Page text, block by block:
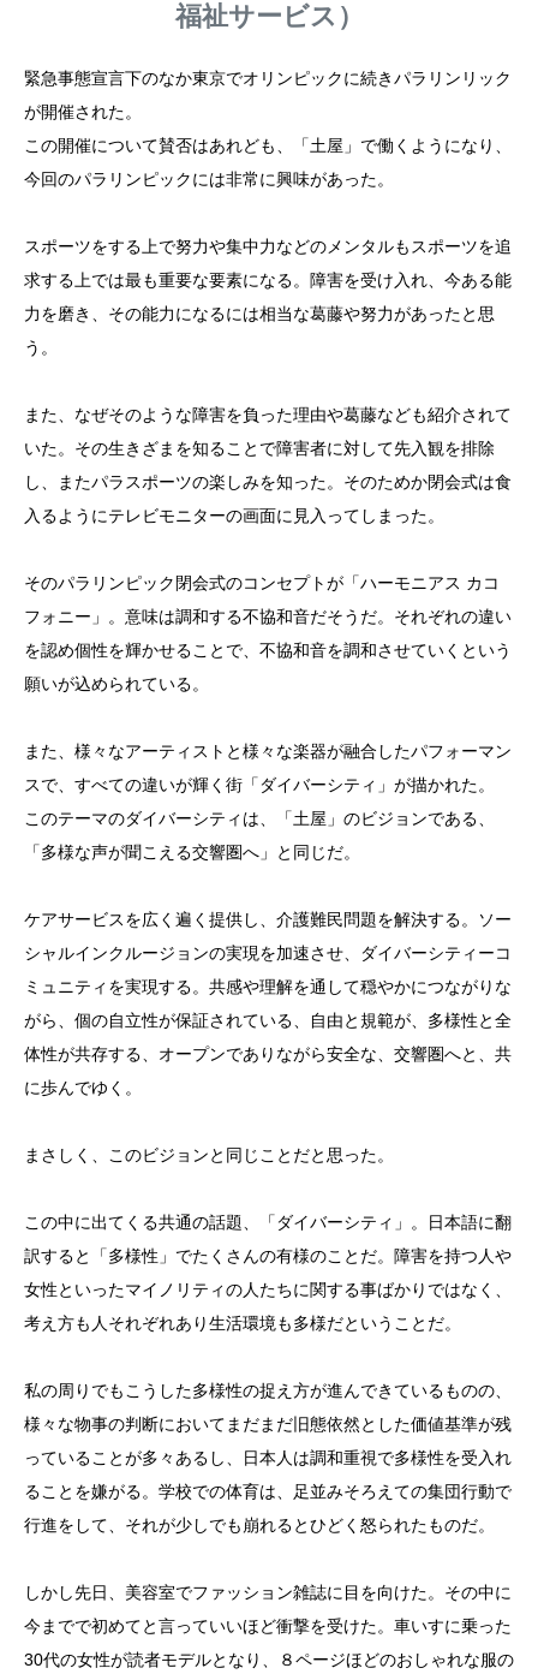
福祉サービス）
緊急事態宣言下のなか東京でオリンピックに続きパラリンリック
が開催された。
この開催について賛否はあれども、「土屋」で働くようになり、
今回のパラリンピックには非常に興味があった。
スポーツをする上で努力や集中力などのメンタルもスポーツを追
求する上では最も重要な要素になる。障害を受け入れ、今ある能
力を磨き、その能力になるには相当な葛藤や努力があったと思
う。
また、なぜそのような障害を負った理由や葛藤なども紹介されて
いた。その生きざまを知ることで障害者に対して先入観を排除
し、またパラスポーツの楽しみを知った。そのためか閉会式は食
入るようにテレビモニターの画面に見入ってしまった。
そのパラリンピック閉会式のコンセプトが「ハーモニアス カコ
フォニー」。意味は調和する不協和音だそうだ。それぞれの違い
を認め個性を輝かせることで、不協和音を調和させていくという
願いが込められている。
また、様々なアーティストと様々な楽器が融合したパフォーマン
スで、すべての違いが輝く街「ダイバーシティ」が描かれた。
このテーマのダイバーシティは、「土屋」のビジョンである、
「多様な声が聞こえる交響圏へ」と同じだ。
ケアサービスを広く遍く提供し、介護難民問題を解決する。ソー
シャルインクルージョンの実現を加速させ、ダイバーシティーコ
ミュニティを実現する。共感や理解を通して穏やかにつながりな
がら、個の自立性が保証されている、自由と規範が、多様性と全
体性が共存する、オープンでありながら安全な、交響圏へと、共
に歩んでゆく。
まさしく、このビジョンと同じことだと思った。
この中に出てくる共通の話題、「ダイバーシティ」。日本語に翻
訳すると「多様性」でたくさんの有様のことだ。障害を持つ人や
女性といったマイノリティの人たちに関する事ばかりではなく、
考え方も人それぞれあり生活環境も多様だということだ。
私の周りでもこうした多様性の捉え方が進んできているものの、
様々な物事の判断においてまだまだ旧態依然とした価値基準が残
っていることが多々あるし、日本人は調和重視で多様性を受入れ
ることを嫌がる。学校での体育は、足並みそろえての集団行動で
行進をして、それが少しでも崩れるとひどく怒られたものだ。
しかし先日、美容室でファッション雑誌に目を向けた。その中に
今までで初めてと言っていいほど衝撃を受けた。車いすに乗った
30代の女性が読者モデルとなり、８ページほどのおしゃれな服の